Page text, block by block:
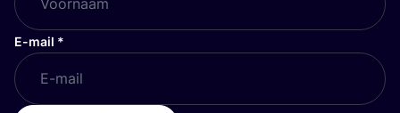
E-mail *